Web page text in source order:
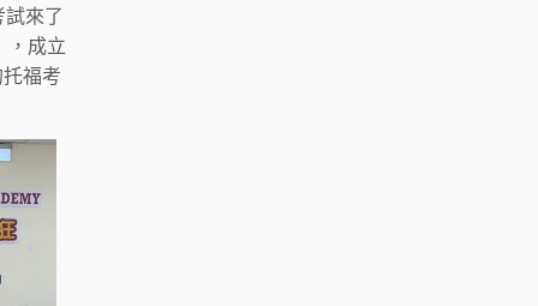
來了
，成立
福考